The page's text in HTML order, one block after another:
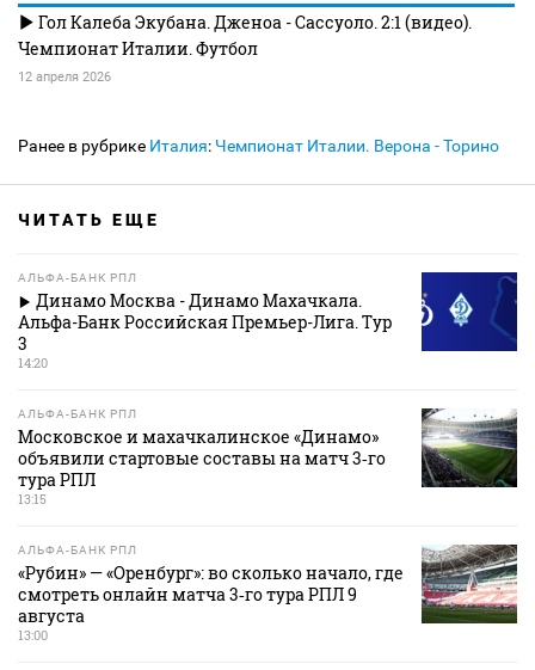
Гол Калеба Экубана. Дженоа - Сассуоло. 2:1 (видео).
Чемпионат Италии. Футбол
12 апреля 2026
Ранее в рубрике Италия: Чемпионат Италии. Верона - Торино
ЧИТАТЬ ЕЩЕ
АЛЬФА-БАНК РПЛ
Динамо Москва - Динамо Махачкала.
Альфа-Банк Российская Премьер-Лига. Тур
3
14:20
АЛЬФА-БАНК РПЛ
Московское и махачкалинское «Динамо»
объявили стартовые составы на матч 3‑го
тура РПЛ
13:15
АЛЬФА-БАНК РПЛ
«Рубин» — «Оренбург»: во сколько начало, где
смотреть онлайн матча 3‑го тура РПЛ 9
августа
13:00